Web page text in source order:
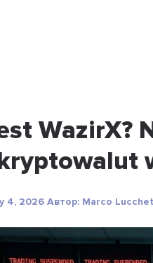
WazirX?
4, 2026 Автор: Marco